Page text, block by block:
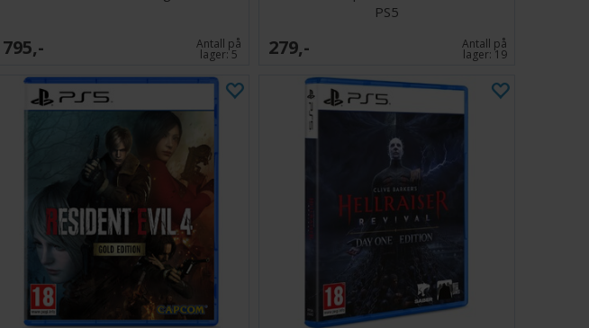
historie tilbyr Beast of Reincarnation en minneverdig og oppslukende
Beast of Reincarnation Deluxe Edition lanseres til PS5 den 4.
august 2026.
795,- Antall på
lager:5
PS5
279,- Antall på
lager: 19